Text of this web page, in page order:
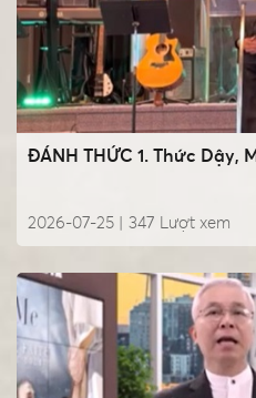
ĐÁNH THỨC 1. Thức Dậy,
2026-07-25 | Lượt xem
347